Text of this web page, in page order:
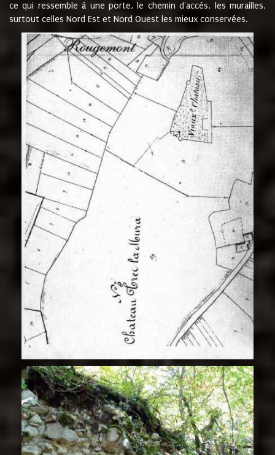
ce qui ressemble à une porte, le chemin d'accès, les murailles,
surtout celles Nord Est et Nord Ouest les mieux conservées.